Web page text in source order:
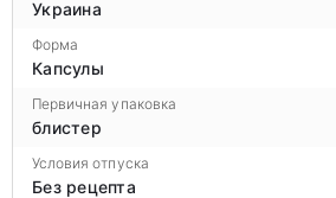
Украина
Форма
Капсулы
Первичная упаковка
блистер
Условия отпуска
Без рецепта